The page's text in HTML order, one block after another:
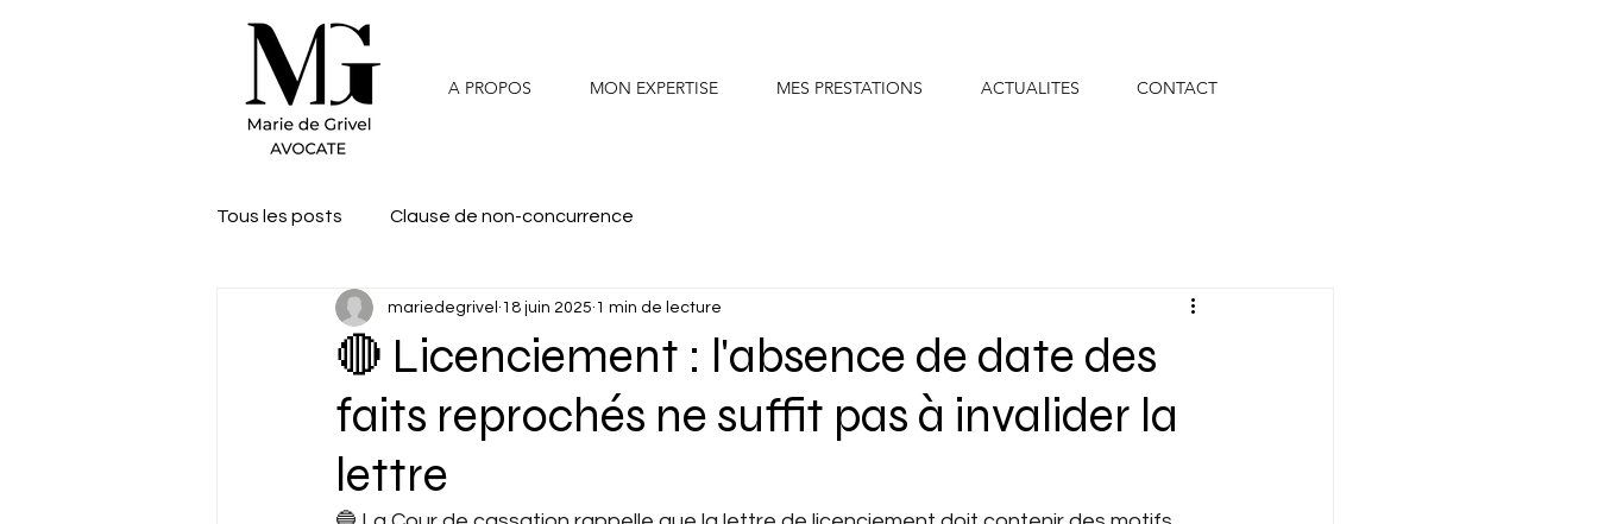
A PROPOS MON EXPERTISE MES PRESTATIONS ACTUALITES CONTACT
Tous les posts Clause de non-concurrence
🔴 Licenciement : l'absence de date des
faits reprochés ne suffit pas à invalider la
lettre
mariedegrivel 18 juin 2025 1 min de lecture